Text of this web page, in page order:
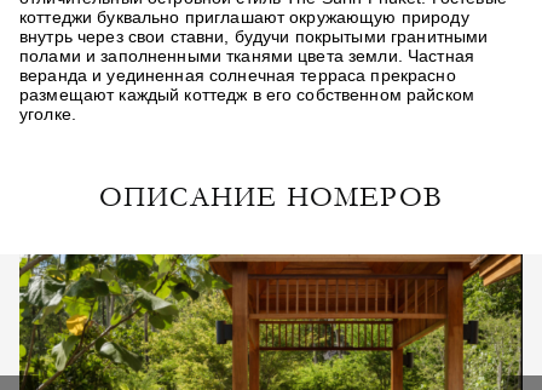
коттеджи буквально приглашают окружающую природу
внутрь через свои ставни, будучи покрытыми гранитными
полами и заполненными тканями цвета земли. Частная
веранда и уединенная солнечная терраса прекрасно
размещают каждый коттедж в его собственном райском
уголке.
ОПИСАНИЕ НОМЕРОВ